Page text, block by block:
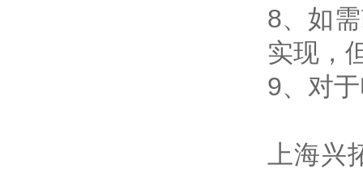
8、如
实现，
9、对
上海